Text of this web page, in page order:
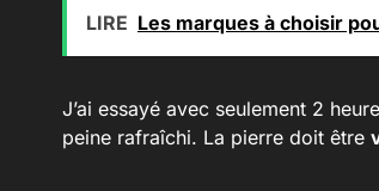
LIRE Les marques à choisir
J’ai essayé avec seulement 2
peine rafraîchi. La pierre doit être